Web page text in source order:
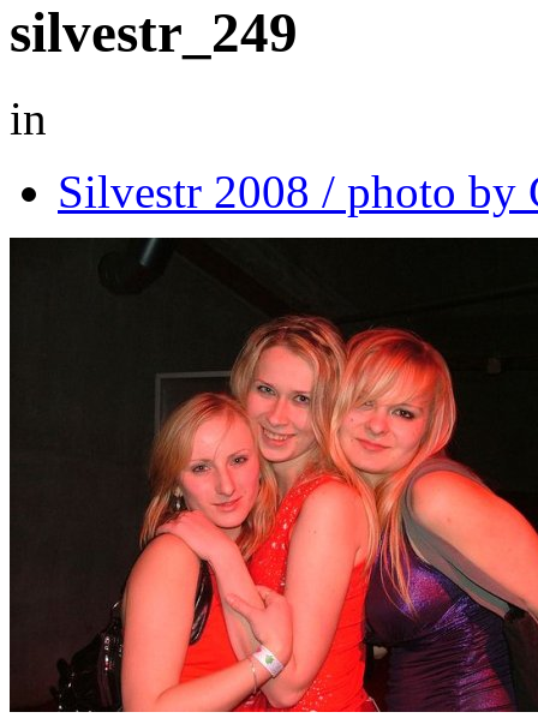
silvestr_249
in
Silvestr 2008 / photo by